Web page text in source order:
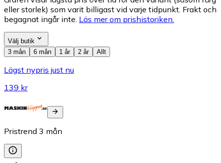
eller storlek) som varit billigast vid varje tidpunkt. Frakt och
begagnat ingår inte. Läs mer om prishistoriken.
Välj butik
3 mån
6 mån 1 år 2 år Allt
Lägst nypris just nu
139 kr
Pristrend 3 mån